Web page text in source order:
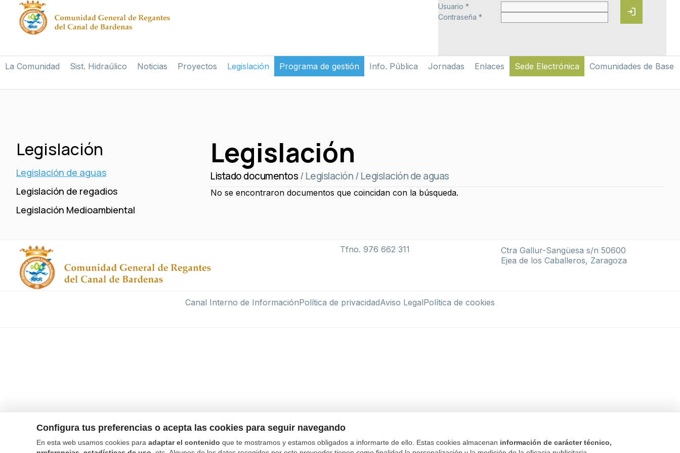
Configura tus preferencias o acepta las cookies para seguir navegando
En esta web usamos cookies para adaptar el contenido que te mostramos y estamos obligados a informarte de ello. Estas cookies almacenan información de carácter técnico,
Usuario *
Contraseña *
login
La Comunidad Sist. Hidraúlico Noticias Proyectos Legislación Programa de gestión Info. Pública Jornadas Enlaces Sede Electrónica Comunidades de Base
Legislación
Legislación de aguas
Legislación de regadios
Legislación Medioambiental
Legislación
Listado documentos/Legislación/Legislación de aguas
No se encontraron documentos que coincidan con la búsqueda.
Tfno. 976 662 311
Ctra Gallur-Sangüesa s/n 50600
Ejea de los Caballeros, Zaragoza
Canal Interno de InformaciónPolítica de privacidadAviso LegalPolítica de cookies